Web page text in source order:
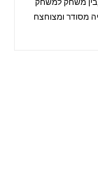
מסודר ומצוחצח